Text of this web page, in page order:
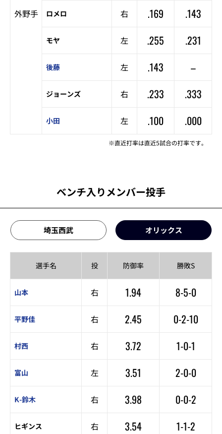
外野手 ロメロ 右 .169 .143
モヤ 左 .255 .231
後藤 左 .143 –
ジョーンズ 右 .233 .333
小田 左 .100 .000
※直近打率は直近5試合の打率です。
ベンチ入りメンバー投手
埼玉西武 オリックス
選手名 投 防御率 勝敗S
山本 右 1.94 8-5-0
平野佳 右 2.45 0-2-10
村西 右 3.72 1-0-1
富山 左 3.51 2-0-0
K-鈴木 右 3.98 0-0-2
ヒギンス 右 3.54 1-1-2